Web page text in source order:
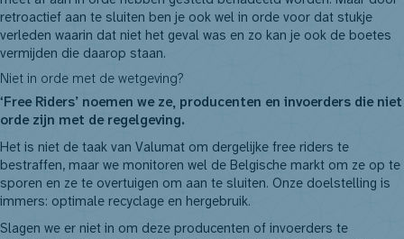
retroactief aan te sluiten ben je ook wel in orde voor dat stukje
verleden waarin dat niet het geval was en zo kan je ook de boetes
vermijden die daarop staan.
Niet in orde met de wetgeving?
‘Free Riders’ noemen we ze, producenten en invoerders die niet
orde zijn met de regelgeving.
Het is niet de taak van Valumat om dergelijke free riders te
bestraffen, maar we monitoren wel de Belgische markt om ze op te
sporen en ze te overtuigen om aan te sluiten. Onze doelstelling is
immers: optimale recyclage en hergebruik.
Slagen we er niet in om deze producenten of invoerders te